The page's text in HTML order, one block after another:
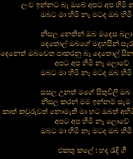
ලංව ඉන්නට බෑ ඔබේ අපට අප හිමි
ඔබට මා හිමි නෑ මටද ඔබ හිමි
නිසල නෙතින් ඔබ මදෙස බලා
දෙතොල් ඔබගේ මදහසින්
දෙනෙත් ඔබවෙත පාකරනු බෑ දෙතොල්
අපට අප හිමි නෑ ලොවේ
ඔබට මා හිමි නෑ මටද ඔබ හිමි
සසල උනත් මගේ සිතුවිලි ඔබ
නිසල කරන් මම ඉන්නම් සැම
කාත් කවුරුවත් නොමැති මා හට ඔබත්
අපට අප හිමි නෑ ලොවේ
ඔබට මා හිමි නෑ මටද ඔබ හිමි
එකතු කලේ : හද රැදි ගී